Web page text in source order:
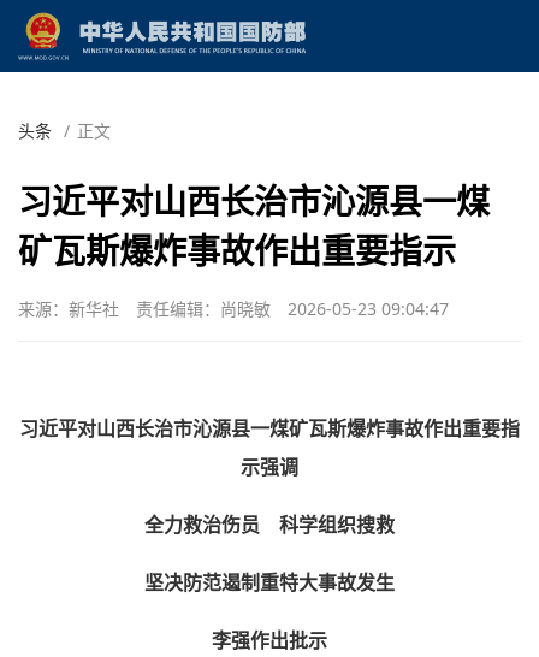
头条 / 正文
习近平对山西长治市沁源县一煤
矿瓦斯爆炸事故作出重要指示
来源：新华社 责任编辑：尚晓敏 2026-05-23 09:04:47
习近平对山西长治市沁源县一煤矿瓦斯爆炸事故作出重要指
示强调
全力救治伤员 科学组织搜救
坚决防范遏制重特大事故发生
李强作出批示